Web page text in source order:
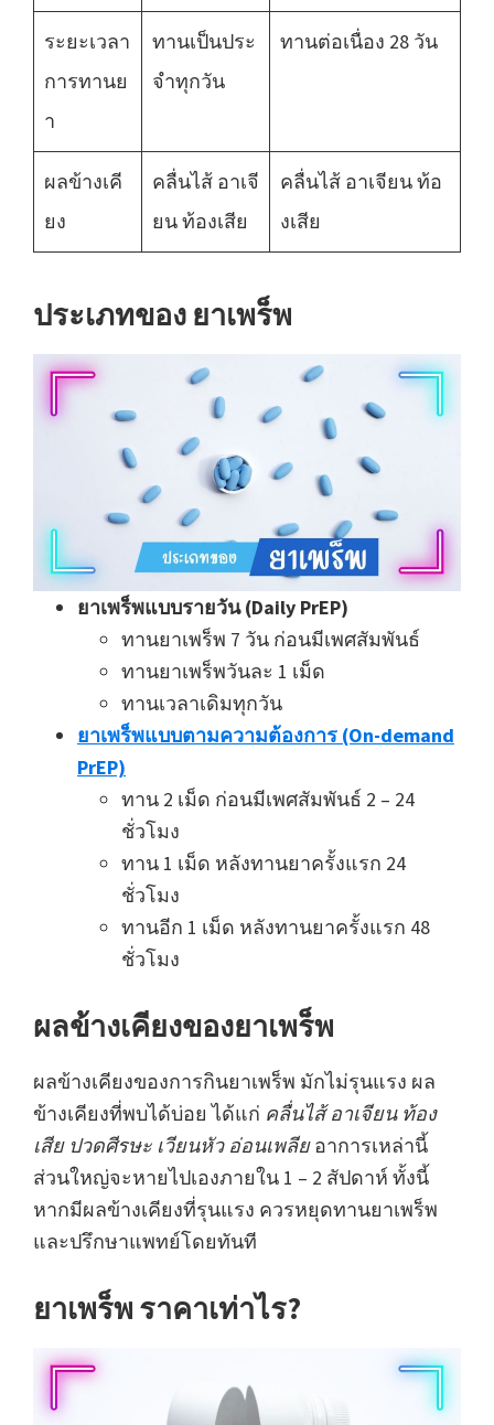
ระยะเวลา
การทานย
า
ทานเป็นประ
จำทุกวัน
ทานต่อเนื่อง 28 วัน
ผลข้างเคี
ยง
คลื่นไส้ อาเจี
ยน ท้องเสีย
คลื่นไส้ อาเจียน ท้อ
งเสีย
ประเภทของ ยาเพร็พ
ยาเพร็พแบบรายวัน (Daily PrEP)
ทานยาเพร็พ 7 วัน ก่อนมีเพศสัมพันธ์
ทานยาเพร็พวันละ 1 เม็ด
ทานเวลาเดิมทุกวัน
ยาเพร็พแบบตามความต้องการ (On-demand
PrEP)
ทาน 2 เม็ด ก่อนมีเพศสัมพันธ์ 2 – 24
ชั่วโมง
ทาน 1 เม็ด หลังทานยาครั้งแรก 24
ชั่วโมง
ทานอีก 1 เม็ด หลังทานยาครั้งแรก 48
ชั่วโมง
ผลข้างเคียงของยาเพร็พ
ผลข้างเคียงของการกินยาเพร็พ มักไม่รุนแรง ผล
ข้างเคียงที่พบได้บ่อย ได้แก่ คลื่นไส้ อาเจียน ท้อง
เสีย ปวดศีรษะ เวียนหัว อ่อนเพลียอาการเหล่านี้
ส่วนใหญ่จะหายไปเองภายใน 1 – 2 สัปดาห์ ทั้งนี้
หากมีผลข้างเคียงที่รุนแรง ควรหยุดทานยาเพร็พ
และปรึกษาแพทย์โดยทันที
ยาเพร็พ ราคาเท่าไร?